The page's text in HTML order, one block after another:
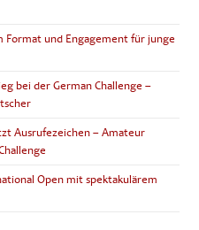
und Engagement für junge
bei der German Challenge –
Ausrufezeichen – Amateur
Open mit spektakulärem